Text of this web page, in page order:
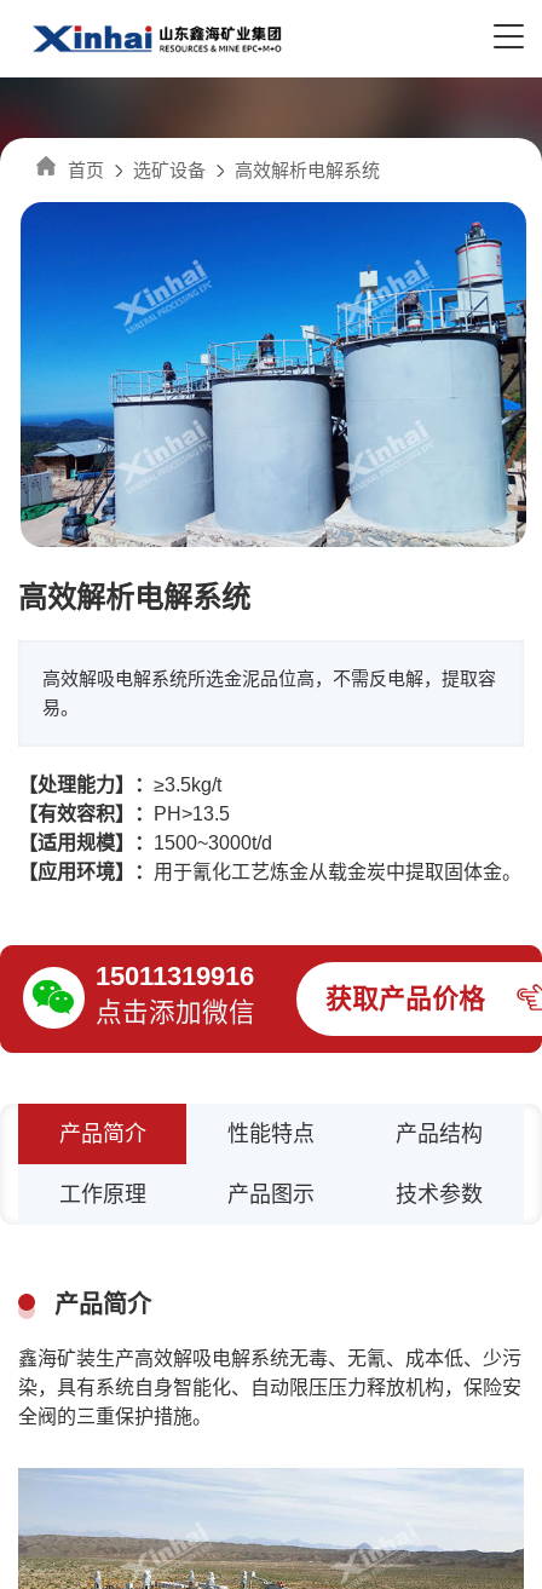
首页 选矿设备 高效解析电解系统
高效解析电解系统
高效解吸电解系统所选金泥品位高，不需反电解，提取容
易。
【处理能力】： ≥3.5kg/t
【有效容积】：
PH>13.5
【适用规模】： 1500~3000t/d
【应用环境】： 用于氰化工艺炼金从载金炭中提取固体金。
15011319916
点击添加微信
获取产品价格
产品简介 性能特点 产品结构
工作原理 产品图示 技术参数
产品简介
鑫海矿装生产高效解吸电解系统无毒、无氰、成本低、少污
染，具有系统自身智能化、自动限压压力释放机构，保险安
全阀的三重保护措施。